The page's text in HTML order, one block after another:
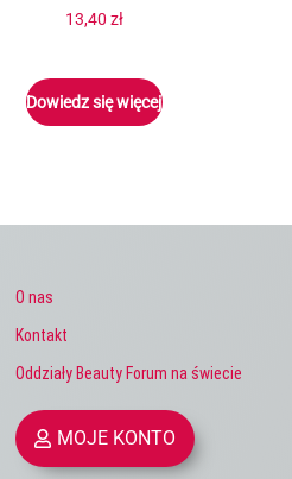
13,40 zł
Dowiedz się więcej
O nas
Kontakt
Oddziały Beauty Forum na świecie
MOJE KONTO